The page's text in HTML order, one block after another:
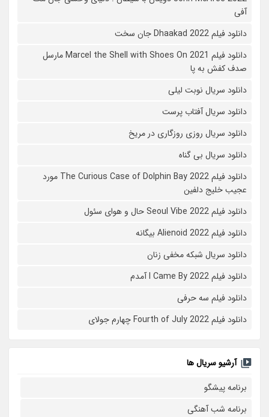
آفی
دانلود فیلم Dhaakad 2022 جان سخت
دانلود فیلم Marcel the Shell with Shoes On 2021 مارسل
صدف کفش به پا
دانلود سریال نوبت لیلی
دانلود سریال آفتاب پرست
دانلود سریال روزی روزگاری در مریخ
دانلود سریال بی گناه
دانلود فیلم The Curious Case of Dolphin Bay 2022 مورد
عجیب خلیج دلفین
دانلود فیلم Seoul Vibe 2022 حال و هوای سئول
دانلود فیلم Alienoid 2022 بیگانه
دانلود سریال شبکه مخفی زنان
دانلود فیلم I Came By 2022 آمدم
دانلود فیلم سه حرفی
دانلود فیلم Fourth of July 2022 چهارم جولای
آرشیو سریال ها
برنامه پیشگو
برنامه شب آهنگی